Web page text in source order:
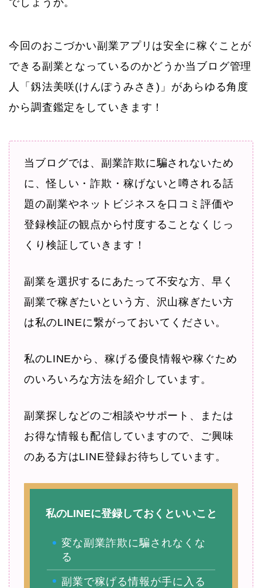
でしょうか。
今回のおこづかい副業アプリは安全に稼ぐことが
できる副業となっているのかどうか当ブログ管理
人「釼法美咲(けんぽうみさき)」があらゆる角度
から調査鑑定をしていきます！
当ブログでは、副業詐欺に騙されないため
に、怪しい・詐欺・稼げないと噂される話
題の副業やネットビジネスを口コミ評価や
登録検証の観点から忖度することなくじっ
くり検証していきます！
副業を選択するにあたって不安な方、早く
副業で稼ぎたいという方、沢山稼ぎたい方
は私のLINEに繋がっておいてください。
私のLINEから、稼げる優良情報や稼ぐため
のいろいろな方法を紹介しています。
副業探しなどのご相談やサポート、または
お得な情報も配信していますので、ご興味
のある方はLINE登録お待ちしています。
私のLINEに登録しておくといいこと
変な副業詐欺に騙されなくな
る
副業で稼げる情報が手に入る